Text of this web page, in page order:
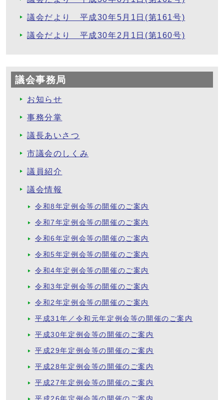
議会だより 平成30年5月1日(第161号)
議会だより 平成30年2月1日(第160号)
議会事務局
お知らせ
事務分掌
議長あいさつ
市議会のしくみ
議員紹介
議会情報
令和8年定例会等の開催のご案内
令和7年定例会等の開催のご案内
令和6年定例会等の開催のご案内
令和5年定例会等の開催のご案内
令和4年定例会等の開催のご案内
令和3年定例会等の開催のご案内
令和2年定例会等の開催のご案内
平成31年／令和元年定例会等の開催のご案内
平成30年定例会等の開催のご案内
平成29年定例会等の開催のご案内
平成28年定例会等の開催のご案内
平成27年定例会等の開催のご案内